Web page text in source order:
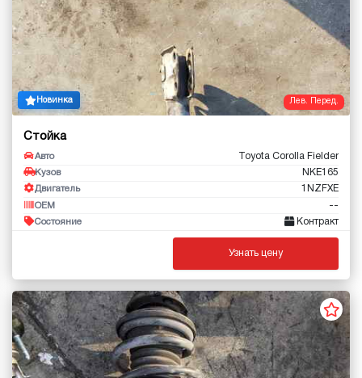
Лев. Перед.
Новинка
Стойка
Авто Toyota Corolla Fielder
Кузов NKE165
Двигатель 1NZFXE
OEM --
Состояние Контракт
Узнать цену